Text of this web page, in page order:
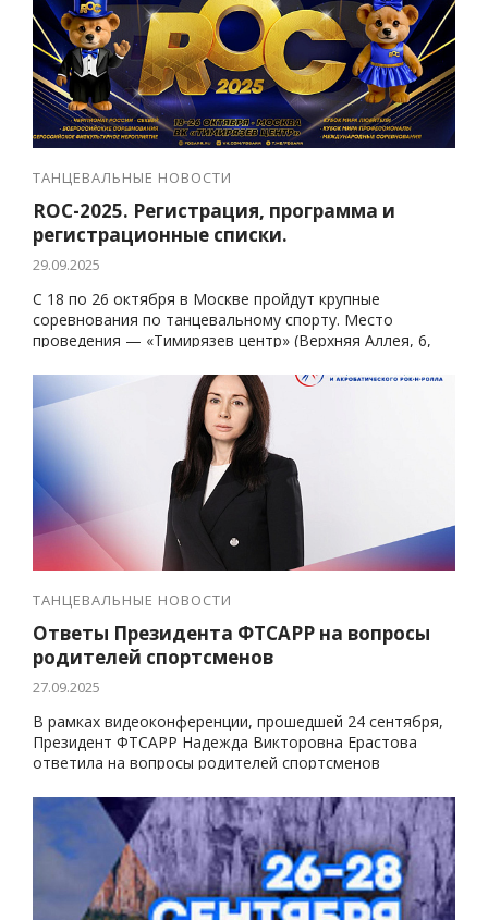
ТАНЦЕВАЛЬНЫЕ НОВОСТИ
ROC-2025. Регистрация, программа и
регистрационные списки.
29.09.2025
С 18 по 26 октября в Москве пройдут крупные
соревнования по танцевальному спорту. Место
проведения — «Тимирязев центр» (Верхняя Аллея, 6,
ТАНЦЕВАЛЬНЫЕ НОВОСТИ
Ответы Президента ФТСАРР на вопросы
родителей спортсменов
27.09.2025
В рамках видеоконференции, прошедшей 24 сентября,
Президент ФТСАРР Надежда Викторовна Ерастова
ответила на вопросы родителей спортсменов